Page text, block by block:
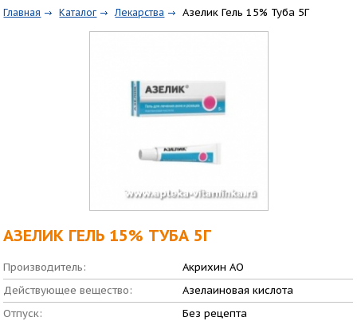
Главная Каталог Лекарства Азелик Гель 15% Туба 5Г
АЗЕЛИК ГЕЛЬ 15% ТУБА 5Г
Производитель:
Акрихин АО
Действующее вещество:
Азелаиновая кислота
Отпуск:
Без рецепта